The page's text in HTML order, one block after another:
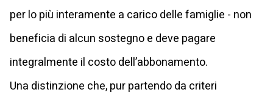
per lo più interamente a carico delle famiglie - non
beneficia di alcun sostegno e deve pagare
integralmente il costo dell’abbonamento.
Una distinzione che, pur partendo da criteri